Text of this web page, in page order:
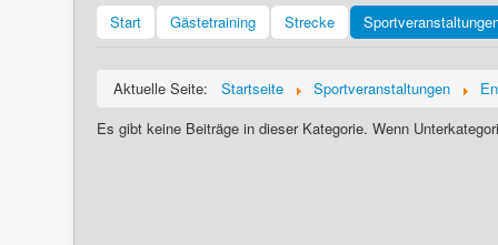
Start Gästetraining Strecke
Aktuelle Seite: Startseite Sportveranstaltungen
Es gibt keine Beiträge in dieser Kategorie. Wenn